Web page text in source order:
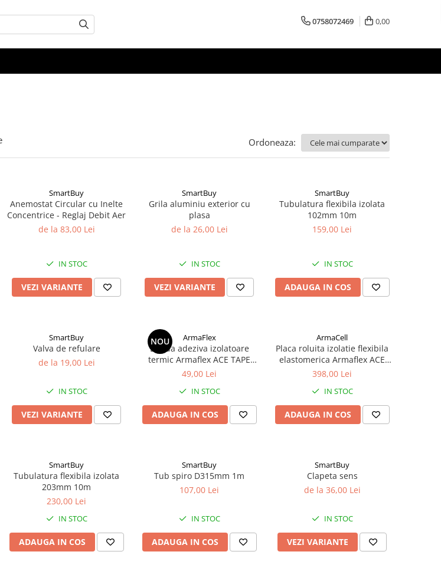
0758072469 0,00
Ordoneaza:
SmartBuy
Anemostat Circular cu Inelte
Concentrice - Reglaj Debit Aer
de la 83,00 Lei
IN STOC
VEZI VARIANTE
SmartBuy
Grila aluminiu exterior cu
plasa
de la 26,00 Lei
IN STOC
VEZI VARIANTE
SmartBuy
Tubulatura flexibila izolata
102mm 10m
159,00 Lei
IN STOC
ADAUGA IN COS
SmartBuy
Valva de refulare
de la 19,00 Lei
IN STOC
VEZI VARIANTE
NOU ArmaFlex
Banda adeziva izolatoare
termic Armaflex ACE TAPE
15m
49,00 Lei
IN STOC
ADAUGA IN COS
ArmaCell
Placa roluita izolatie flexibila
elastomerica Armaflex ACE
gr.13 mm | 8 m2
398,00 Lei
IN STOC
ADAUGA IN COS
SmartBuy
Tubulatura flexibila izolata
203mm 10m
230,00 Lei
IN STOC
ADAUGA IN COS
SmartBuy
Tub spiro D315mm 1m
107,00 Lei
IN STOC
ADAUGA IN COS
SmartBuy
Clapeta sens
de la 36,00 Lei
IN STOC
VEZI VARIANTE